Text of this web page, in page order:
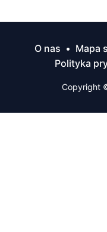
O nas • Mapa
Polityka
Copyright